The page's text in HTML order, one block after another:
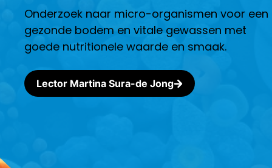
Onderzoek naar micro-organismen voor een
gezonde bodem en vitale gewassen met
goede nutritionele waarde en smaak.
Lector Martina Sura-de Jong